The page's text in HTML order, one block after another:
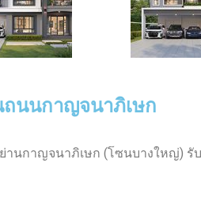
ถนนกาญจนาภิเษก
านกาญจนาภิเษก (โซนบางใหญ่)